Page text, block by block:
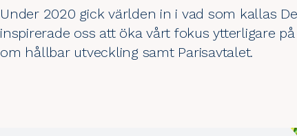
Under 2020 gick världen in i vad som kallas
inspirerade oss att öka vårt fokus ytterligare
om hållbar utvecklingsamt Parisavtalet.